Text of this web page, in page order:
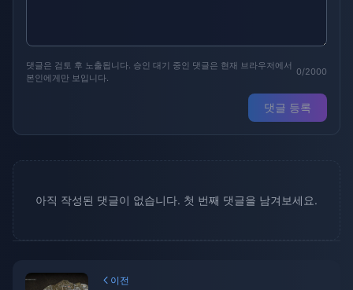
댓글은 검토 후 노출됩니다. 승인 대기 중인 댓글은 현재 브라우저에서
본인에게만 보입니다.
0/2000
댓글 등록
아직 작성된 댓글이 없습니다. 첫 번째 댓글을 남겨보세요.
이전